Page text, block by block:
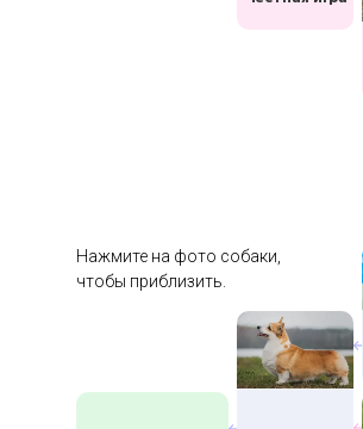
Нажмите на фото собаки,
чтобы приблизить.